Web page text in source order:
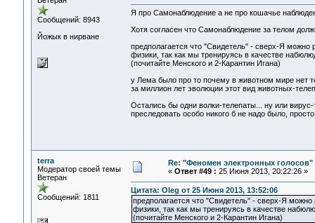
Сообщений: 8943
Йожык в нирване
Я про Самонаблюдение а не про кошачье
Хотя согласен что Самонаблюдение за телом
предполагается что "Свидетель" - сверх-Я можно
физики, так как мы тренируясь в качестве
(почитайте Менского и 2-Карантин Игана)
у Лема было про то почему в животном мире нет
за миллион лет эволюции этот вид животных-
Остались бы одни волки-телепаты... ну или
преследовать особо никого б не надо было,
terra
Модератор своей темы
Ветеран
Сообщений: 1811
Re: "Феномен электронных голосов"
« Ответ #49 : 25 Июня 2013, 20:22:26 »
Цитата: Oleg от 25 Июня 2013, 13:52:06
предполагается что "Свидетель" - сверх-Я
физики, так как мы тренируясь в качестве
(почитайте Менского и 2-Карантин Игана)